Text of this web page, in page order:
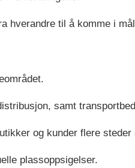
hverandre til å komme i
samt
og kunder flere steder
plassoppsigelser.